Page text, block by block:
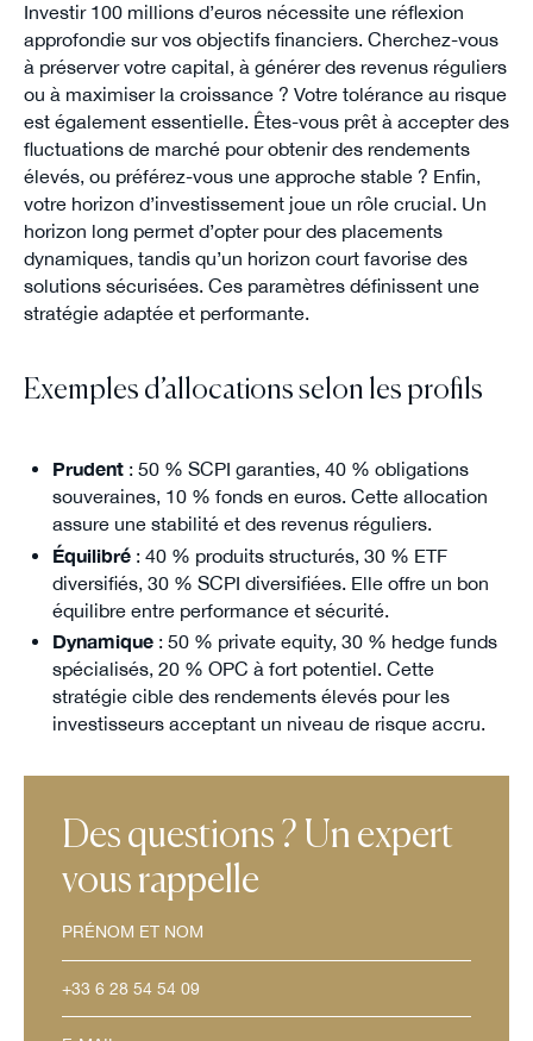
Investir 100 millions d’euros nécessite une réflexion
approfondie sur vos objectifs financiers. Cherchez-vous
à préserver votre capital, à générer des revenus réguliers
ou à maximiser la croissance ? Votre tolérance au risque
est également essentielle. Êtes-vous prêt à accepter des
fluctuations de marché pour obtenir des rendements
élevés, ou préférez-vous une approche stable ? Enfin,
votre horizon d’investissement joue un rôle crucial. Un
horizon long permet d’opter pour des placements
dynamiques, tandis qu’un horizon court favorise des
solutions sécurisées. Ces paramètres définissent une
stratégie adaptée et performante.
Exemples d’allocations selon les profils
Prudent: 50 % SCPI garanties, 40 % obligations
souveraines, 10 % fonds en euros. Cette allocation
assure une stabilité et des revenus réguliers.
Équilibré: 40 % produits structurés, 30 % ETF
diversifiés, 30 % SCPI diversifiées. Elle offre un bon
équilibre entre performance et sécurité.
Dynamique: 50 % private equity, 30 % hedge funds
spécialisés, 20 % OPC à fort potentiel. Cette
stratégie cible des rendements élevés pour les
investisseurs acceptant un niveau de risque accru.
Des questions ? Un expert
vous rappelle